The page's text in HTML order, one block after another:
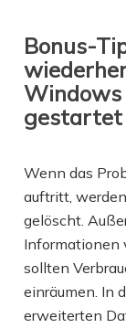
Bonus-
Windows
Wenn das
auftritt,
gelöscht.
Informationen
sollten
einräumen. In
erweiterten